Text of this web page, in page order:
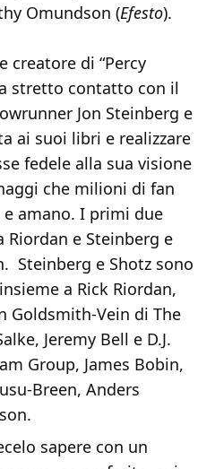
Omundson (Efesto).
creatore di “Percy
stretto contatto con il
Jon Steinberg e
ai suoi libri e realizzare
fedele alla sua visione
che milioni di fan
amano. I primi due
e Steinberg e
Steinberg e Shotz sono
a Rick Riordan,
Goldsmith-Vein di The
Jeremy Bell e D.J.
Group, James Bobin,
Breen, Anders
sapere con un